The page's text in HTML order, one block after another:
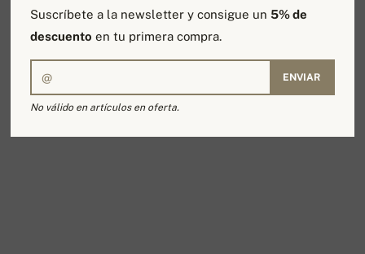
Suscríbete a la newsletter y consigue un5% de
descuento en tu primera compra.
ENVIAR
No válido en artículos en oferta.